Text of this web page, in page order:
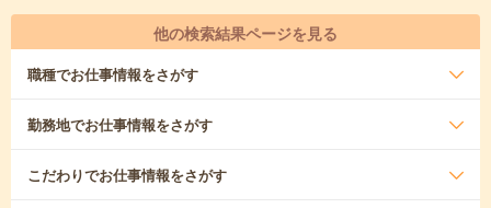
他の検索結果ページを見る
職種でお仕事情報をさがす
勤務地でお仕事情報をさがす
こだわりでお仕事情報をさがす